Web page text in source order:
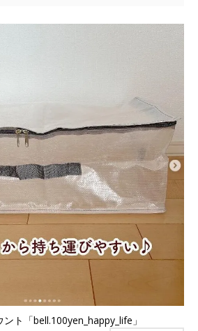
ト「bell.100yen_happy_life」